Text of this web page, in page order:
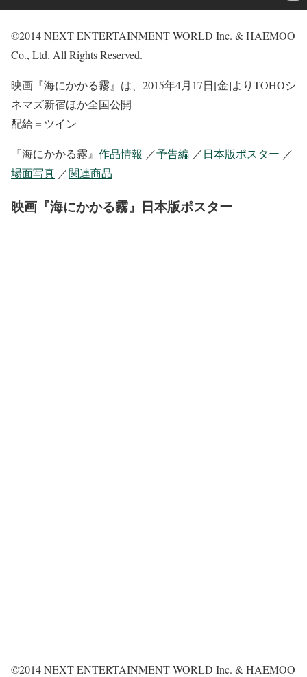
©2014 NEXT ENTERTAINMENT WORLD Inc. & HAEMOO
Co., Ltd. All Rights Reserved.
映画『海にかかる霧』は、2015年4月17日[金]よりTOHOシ
ネマズ新宿ほか全国公開
配給＝ツイン
『海にかかる霧』 作品情報 ／予告編 ／日本版ポスター ／
場面写真 ／関連商品
映画『海にかかる霧』日本版ポスター
©2014 NEXT ENTERTAINMENT WORLD Inc. & HAEMOO